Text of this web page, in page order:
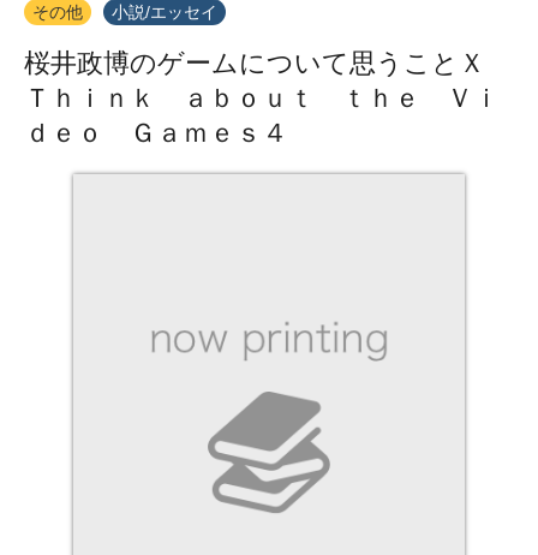
その他 小説/エッセイ
桜井政博のゲームについて思うことＸ
Ｔｈｉｎｋ ａｂｏｕｔ ｔｈｅ Ｖｉ
ｄｅｏ Ｇａｍｅｓ４